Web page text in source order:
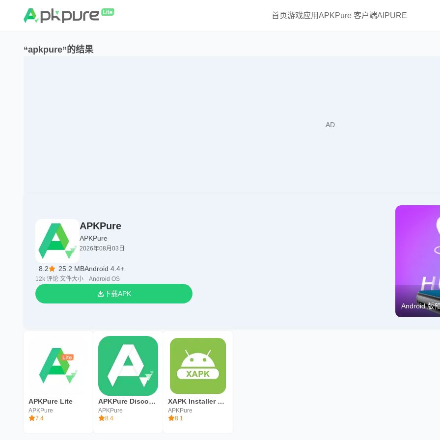
首页游戏应用APKPure 客户端AIPURE
“apkpure”的结果
APKPure
APKPure
2026年08月03日
8.2
12k 评论
25.2 MB
文件大小
Android 4.4+
Android OS
下载APK
Android 版
APKPure Lite
APKPure
7.4
APKPure Discovery
APKPure
8.4
XAPK Installer and Manager
APKPure
8.1